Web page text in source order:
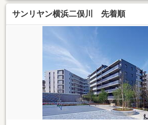
サンリヤン横浜二俣川 先着順